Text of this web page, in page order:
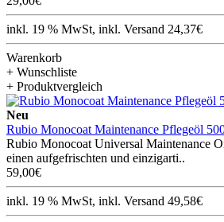
inkl. 19 % MwSt, inkl. Versand 24,37€
Warenkorb
+ Wunschliste
+ Produktvergleich
Neu
Rubio Monocoat Maintenance Pflegeöl
Rubio Monocoat Universal Maintenance
einen aufgefrischten und einzigarti..
59,00€
inkl. 19 % MwSt, inkl. Versand 49,58€